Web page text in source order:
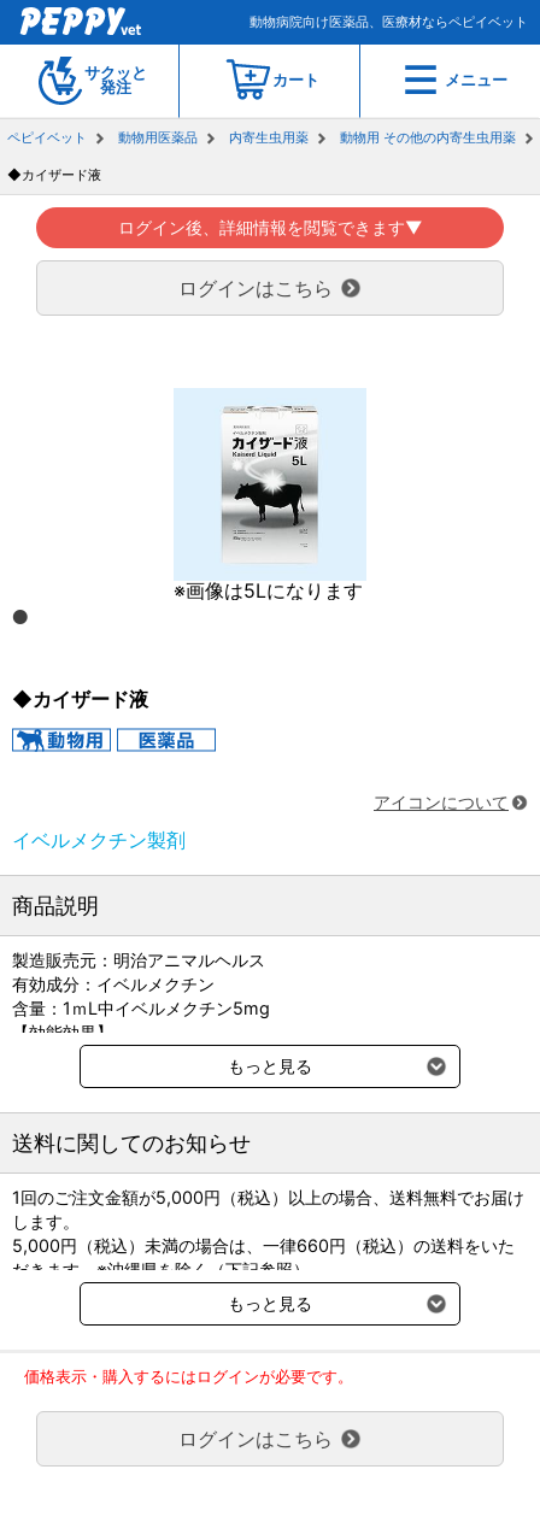
動物病院向け医薬品、医療材ならペピイベット
サクッと
発注
カート メニュー
ペピイベット 動物用医薬品 内寄生虫用薬 動物用 その他の内寄生虫用薬
◆カイザード液
ログイン後、詳細情報を閲覧できます▼
ログインはこちら
※画像は5Lになります
◆カイザード液
アイコンについて
イベルメクチン製剤
商品説明
製造販売元：明治アニマルヘルス
有効成分：イベルメクチン
含量：1ｍL中イベルメクチン5mg
【効能効果】
①下記の内部寄生虫と外部寄生虫の駆除に使用します。
内部寄生虫：オステルターグ胃虫、牛腸結節虫、クーペリア、毛様
外部寄生虫：疥癬ダニ（食皮ヒゼンダニ）、シラミ及びノサシバエ
②マダニによる吸血の抑制に使用します。
もっと見る
送料に関してのお知らせ
1回のご注文金額が5,000円（税込）以上の場合、送料無料でお届け
します。
5,000円（税込）未満の場合は、一律660円（税込）の送料をいた
だきます。※沖縄県を除く（下記参照）
※2017年11月14日（火）より沖縄県へのお届けにつきましては、1
回のご注文金額（税込）が、30,000円以上で配送無料となります。
ご了承のほどよろしくお願い致します。
弊社都合でお届けが２回以上に分かれる場合の送料負担は、１回分
のみで新たな送料は発生しません。
大型商品送料が必要な商品をご注文の場合は、大型商品送料のみご
負担頂きます。
もっと見る
価格表示・購入するにはログインが必要です。
ログインはこちら